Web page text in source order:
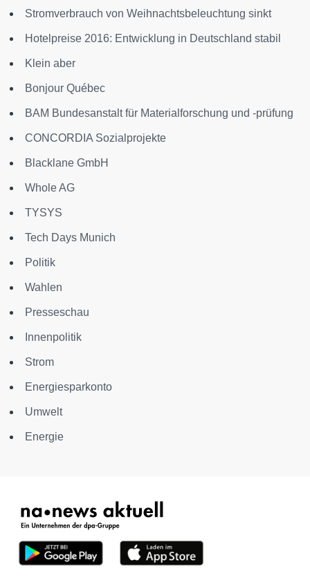
Stromverbrauch von Weihnachtsbeleuchtung sinkt
Hotelpreise 2016: Entwicklung in Deutschland stabil
Klein aber
Bonjour Québec
BAM Bundesanstalt für Materialforschung und -prüfung
CONCORDIA Sozialprojekte
Blacklane GmbH
Whole AG
TYSYS
Tech Days Munich
Politik
Wahlen
Presseschau
Innenpolitik
Strom
Energiesparkonto
Umwelt
Energie